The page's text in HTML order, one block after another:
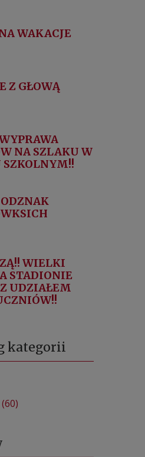
WAKACJE
Z GŁOWĄ
NA SZLAKU W
WIELKI
STADIONIE
UDZIAŁEM
kategorii